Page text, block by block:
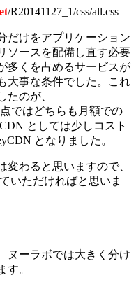
/R20141127_1/css/all.css
だけをアプリケーション
ソースを配備し直す必要
多くを占めるサービスが
大事な条件でした。これ
たのが、
ではどちらも月額での
としては少しコスト
となりました。
わると思いますので、
いただければと思いま
ヌーラボでは大きく分け
す。